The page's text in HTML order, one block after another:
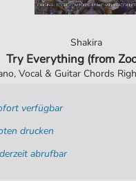
Shakira
Try Everything (from
Vocal & Guitar Chords
verfügbar
drucken
abrufbar